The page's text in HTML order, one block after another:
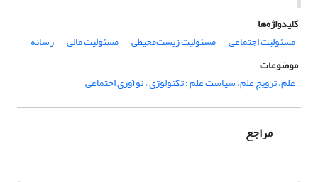
کلیدواژه‌ها
مسئولیت اجتماعی
مسئولیت زیست‌محیطی مسئولیت مالی
رسانه
موضوعات
علم، ترویج علم، سیاست علم ؛ تکنولوژی ، نوآوری اجتماعی
مراجع